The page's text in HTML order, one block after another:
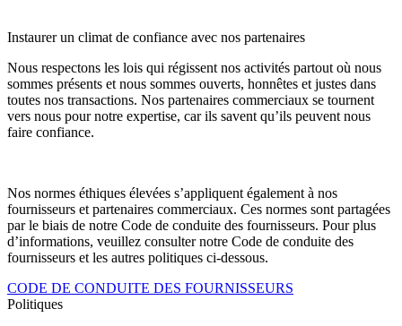
Instaurer un climat de confiance avec nos partenaires
Nous respectons les lois qui régissent nos activités partout où nous
sommes présents et nous sommes ouverts, honnêtes et justes dans
toutes nos transactions. Nos partenaires commerciaux se tournent
vers nous pour notre expertise, car ils savent qu’ils peuvent nous
faire confiance.
Nos normes éthiques élevées s’appliquent également à nos
fournisseurs et partenaires commerciaux. Ces normes sont partagées
par le biais de notre Code de conduite des fournisseurs. Pour plus
d’informations, veuillez consulter notre Code de conduite des
fournisseurs et les autres politiques ci-dessous.
CODE DE CONDUITE DES FOURNISSEURS
Politiques